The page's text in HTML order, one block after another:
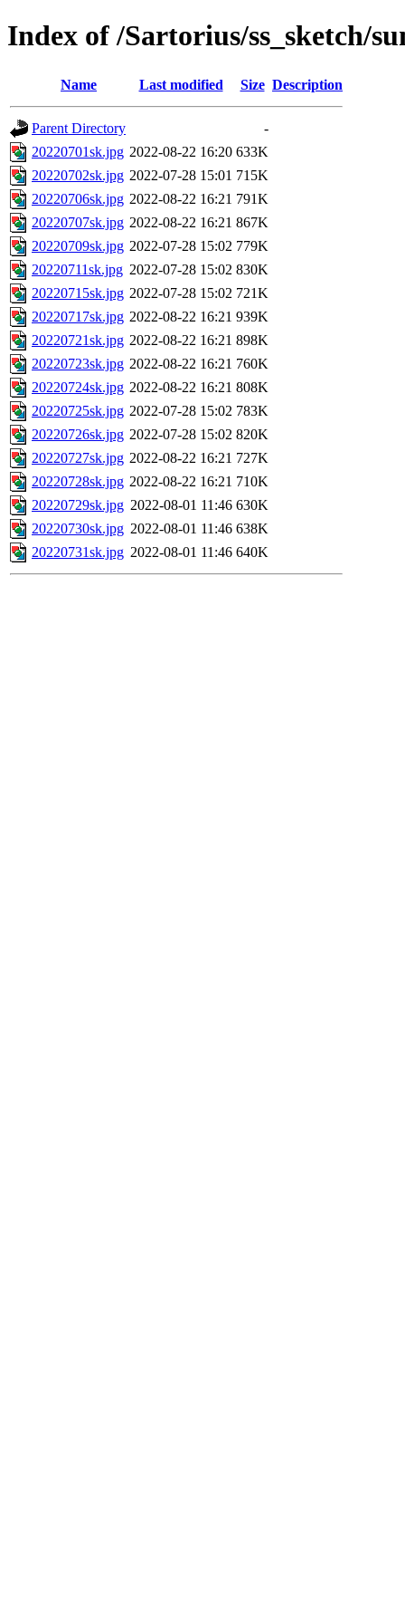
Index of /Sartorius/ss_sketch/
Name Last modified Size Description
Parent Directory
-
20220701sk.jpg 2022-08-22 16:20 633K
20220702sk.jpg 2022-07-28 15:01 715K
20220706sk.jpg 2022-08-22 16:21 791K
20220707sk.jpg 2022-08-22 16:21 867K
20220709sk.jpg 2022-07-28 15:02 779K
20220711sk.jpg 2022-07-28 15:02 830K
20220715sk.jpg 2022-07-28 15:02 721K
20220717sk.jpg 2022-08-22 16:21 939K
20220721sk.jpg 2022-08-22 16:21 898K
20220723sk.jpg 2022-08-22 16:21 760K
20220724sk.jpg 2022-08-22 16:21 808K
20220725sk.jpg 2022-07-28 15:02 783K
20220726sk.jpg 2022-07-28 15:02 820K
20220727sk.jpg 2022-08-22 16:21 727K
20220728sk.jpg 2022-08-22 16:21 710K
20220729sk.jpg 2022-08-01 11:46 630K
20220730sk.jpg 2022-08-01 11:46 638K
20220731sk.jpg 2022-08-01 11:46 640K